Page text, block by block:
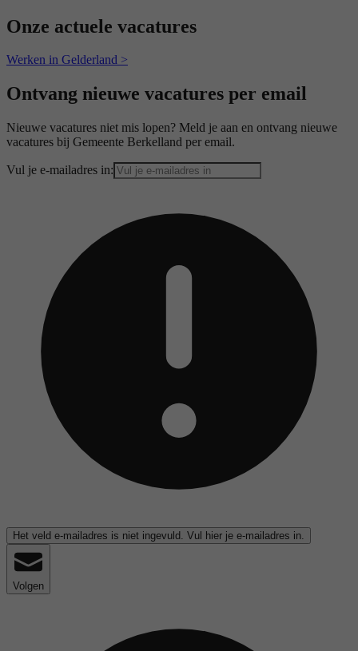
Onze actuele vacatures
Werken in Gelderland >
Ontvang nieuwe vacatures per email
Nieuwe vacatures niet mis lopen? Meld je aan en ontvang nieuwe
vacatures bij Gemeente Berkelland per email.
Vul je e-mailadres in:
Het veld e-mailadres is niet ingevuld. Vul hier je e-mailadres in.
Volgen